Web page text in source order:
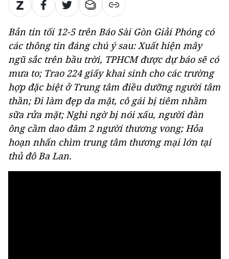
Bản tin tối 12-5 trên Báo Sài Gòn Giải Phóng có
các thông tin đáng chú ý sau: Xuất hiện mây
ngũ sắc trên bầu trời, TPHCM được dự báo sẽ có
mưa to; Trao 224 giấy khai sinh cho các trường
hợp đặc biệt ở Trung tâm điều dưỡng người tâm
thần; Đi làm đẹp da mặt, cô gái bị tiêm nhầm
sữa rửa mặt; Nghi ngờ bị nói xấu, người đàn
ông cầm dao đâm 2 người thương vong; Hỏa
hoạn nhấn chìm trung tâm thương mại lớn tại
thủ đô Ba Lan.